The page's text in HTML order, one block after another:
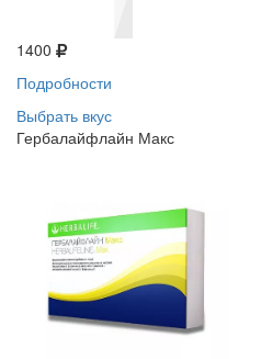
1400
Подробности
Выбрать вкус
Гербалайфлайн Макс